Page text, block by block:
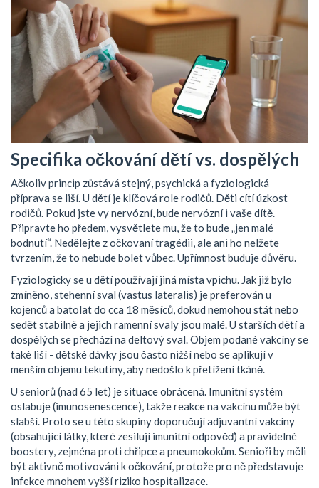
Specifika očkování dětí vs. dospělých
Ačkoliv princip zůstává stejný, psychická a fyziologická
příprava se liší. U dětí je klíčová role rodičů. Děti cítí úzkost
rodičů. Pokud jste vy nervózní, bude nervózní i vaše dítě.
Připravte ho předem, vysvětlete mu, že to bude „jen malé
bodnutí“. Nedělejte z očkovaní tragédii, ale ani ho nelžete
tvrzením, že to nebude bolet vůbec. Upřímnost buduje důvěru.
Fyziologicky se u dětí používají jiná místa vpichu. Jak již bylo
zmíněno, stehenní sval (vastus lateralis) je preferován u
kojenců a batolat do cca 18 měsíců, dokud nemohou stát nebo
sedět stabilně a jejich ramenní svaly jsou malé. U starších dětí a
dospělých se přechází na deltový sval. Objem podané vakcíny se
také liší - dětské dávky jsou často nižší nebo se aplikují v
menším objemu tekutiny, aby nedošlo k přetížení tkáně.
U seniorů (nad 65 let) je situace obrácená. Imunitní systém
oslabuje (imunosenescence), takže reakce na vakcínu může být
slabší. Proto se u této skupiny doporučují adjuvantní vakcíny
(obsahující látky, které zesilují imunitní odpověď) a pravidelné
boostery, zejména proti chřipce a pneumokokům. Senioři by měli
být aktivně motivováni k očkování, protože pro ně představuje
infekce mnohem vyšší riziko hospitalizace.